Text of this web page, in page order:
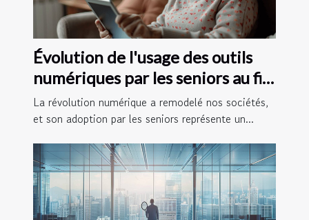
Évolution de l'usage des outils
numériques par les seniors au fil
des années
La révolution numérique a remodelé nos sociétés,
et son adoption par les seniors représente un...